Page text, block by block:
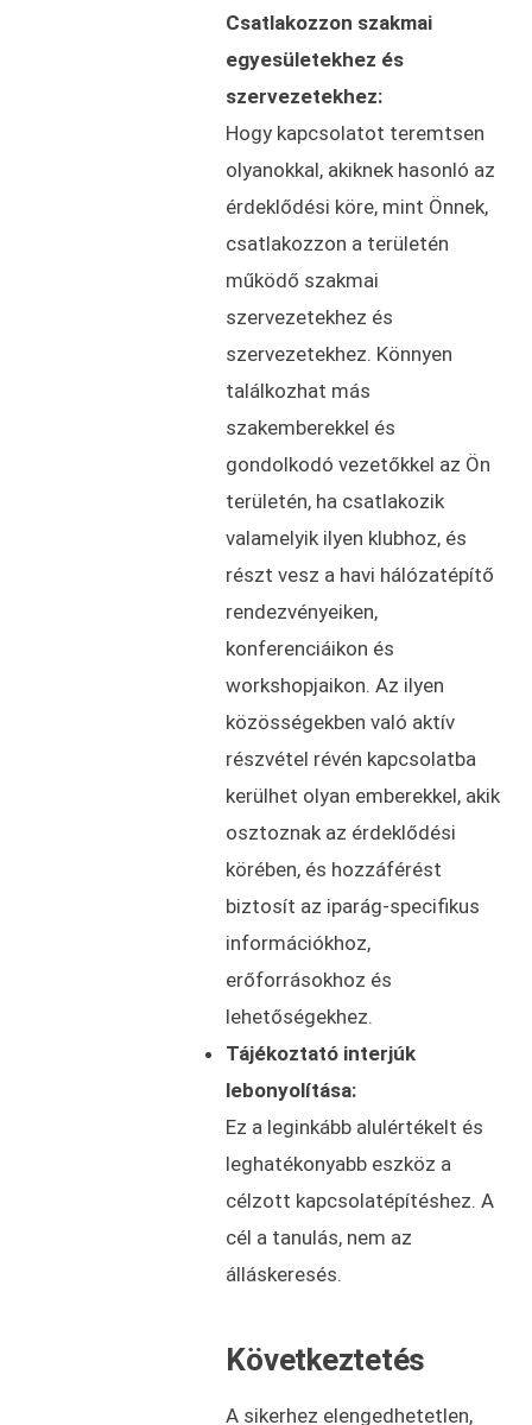
Csatlakozzon szakmai
egyesületekhez és
szervezetekhez:
Hogy kapcsolatot teremtsen
olyanokkal, akiknek hasonló az
érdeklődési köre, mint Önnek,
csatlakozzon a területén
működő szakmai
szervezetekhez és
szervezetekhez. Könnyen
találkozhat más
szakemberekkel és
gondolkodó vezetőkkel az Ön
területén, ha csatlakozik
valamelyik ilyen klubhoz, és
részt vesz a havi hálózatépítő
rendezvényeiken,
konferenciáikon és
workshopjaikon. Az ilyen
közösségekben való aktív
részvétel révén kapcsolatba
kerülhet olyan emberekkel, akik
osztoznak az érdeklődési
körében, és hozzáférést
biztosít az iparág-specifikus
információkhoz,
erőforrásokhoz és
lehetőségekhez.
Tájékoztató interjúk
lebonyolítása:
Ez a leginkább alulértékelt és
leghatékonyabb eszköz a
célzott kapcsolatépítéshez. A
cél a tanulás, nem az
álláskeresés.
Következtetés
A sikerhez elengedhetetlen,